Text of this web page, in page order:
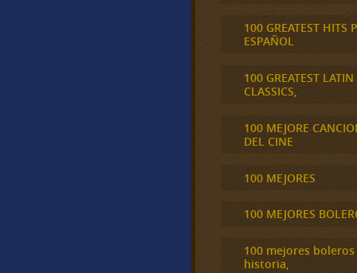
100 GREATEST HITS
ESPAÑOL
100 GREATEST LATIN
CLASSICS,
100 MEJORE
DEL CINE
100 MEJORES
100 MEJORES
100 mejores
historia,